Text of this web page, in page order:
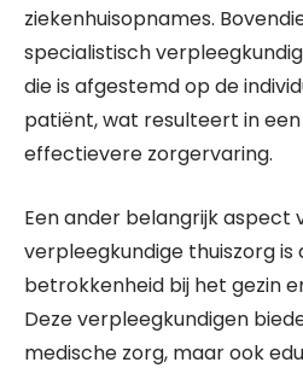
ziekenhuisopnames.
specialistisch
die is afgestemd op de
patiënt, wat resulteert in
effectievere zorgervaring.
Een ander belangrijk aspect
verpleegkundige thuiszorg is
betrokkenheid bij het gezin
Deze verpleegkundigen
medische zorg, maar ook